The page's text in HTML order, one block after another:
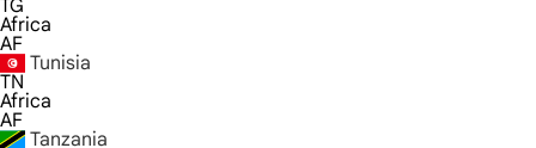
TG
Africa
AF
Tunisia
TN
Africa
AF
Tanzania